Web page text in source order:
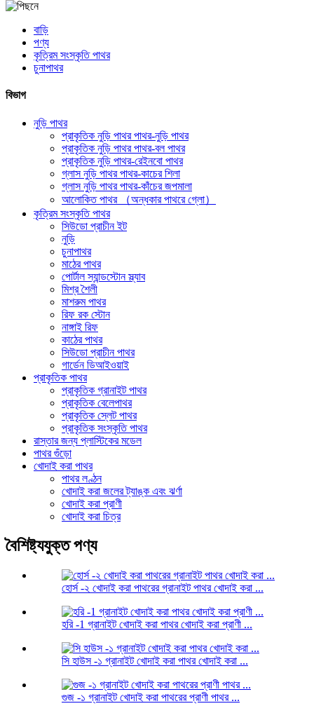
বাড়ি
পণ্য
কৃত্রিম সংস্কৃতি পাথর
চুনাপাথর
বিভাগ
নুড়ি পাথর
প্রাকৃতিক নুড়ি পাথর পাথর-নুড়ি পাথর
প্রাকৃতিক নুড়ি পাথর পাথর-বল পাথর
প্রাকৃতিক নুড়ি পাথর-রেইনবো পাথর
গ্লাস নুড়ি পাথর পাথর-কাচের শিলা
গ্লাস নুড়ি পাথর পাথর-কাঁচের জপমালা
আলোকিত পাথর （অন্ধকার পাথরে গ্লো）
কৃত্রিম সংস্কৃতি পাথর
সিউডো প্রাচীন ইট
নুড়ি
চুনাপাথর
মাঠের পাথর
পোর্টাল স্যান্ডস্টোন স্ল্যাব
মিশ্র শৈলী
মাশরুম পাথর
রিফ রক স্টোন
নাঙ্গাই রিফ
কাঠের পাথর
সিউডো প্রাচীন পাথর
গার্ডেন ডিআইওয়াই
প্রাকৃতিক পাথর
প্রাকৃতিক গ্রানাইট পাথর
প্রাকৃতিক বেলেপাথর
প্রাকৃতিক স্লেট পাথর
প্রাকৃতিক সংস্কৃতি পাথর
রাস্তার জন্য প্লাস্টিকের মডেল
পাথর গুঁড়ো
খোদাই করা পাথর
পাথর লণ্ঠন
খোদাই করা জলের ট্যাঙ্ক এবং ঝর্ণা
খোদাই করা প্রাণী
খোদাই করা চিত্র
বৈশিষ্ট্যযুক্ত পণ্য
হোর্স -২ খোদাই করা পাথরের গ্রানাইট পাথর খোদাই করা ...
হরি -1 গ্রানাইট খোদাই করা পাথর খোদাই করা প্রাণী ...
সি হাউস -১ গ্রানাইট খোদাই করা পাথর খোদাই করা ...
গুজ -১ গ্রানাইট খোদাই করা পাথরের প্রাণী পাথর ...